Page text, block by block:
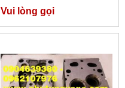
CÔNG XUẤT 380 PS, XE
ĐẦU KÉO CAMC CÔNG
Vui lòng gọi